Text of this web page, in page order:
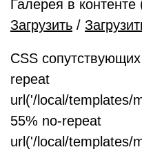
Галерея в
Загрузить /
CSS
repeat
url('/local/templates/
55% no-repeat
url('/local/templates/